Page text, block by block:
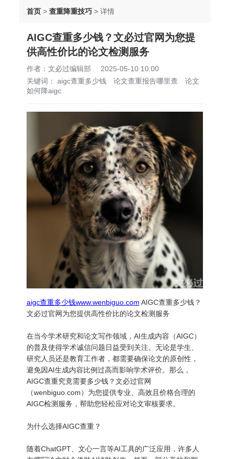
首页 > 查重降重技巧 > 详情
AIGC查重多少钱？文必过官网为您提
供高性价比的论文检测服务
作者：文必过编辑部
2025-05-10 10:00
关键词： aigc查重多少钱 论文查重报告哪里查
论文
如何降aigc
aigc查重多少钱www.wenbiguo.com AIGC查重多少钱？
文必过官网为您提供高性价比的论文检测服务
在当今学术研究和论文写作领域，AI生成内容（AIGC）
的普及使得学术诚信问题日益受到关注。无论是学生、
研究人员还是教育工作者，都需要确保论文的原创性，
避免因AI生成内容比例过高而影响学术评价。那么，
AIGC查重究竟需要多少钱？文必过官网
（wenbiguo.com）为您提供专业、高效且价格合理的
AIGC检测服务，帮助您轻松应对论文审核要求。
为什么选择AIGC查重？
随着ChatGPT、文心一言等AI工具的广泛应用，许多人